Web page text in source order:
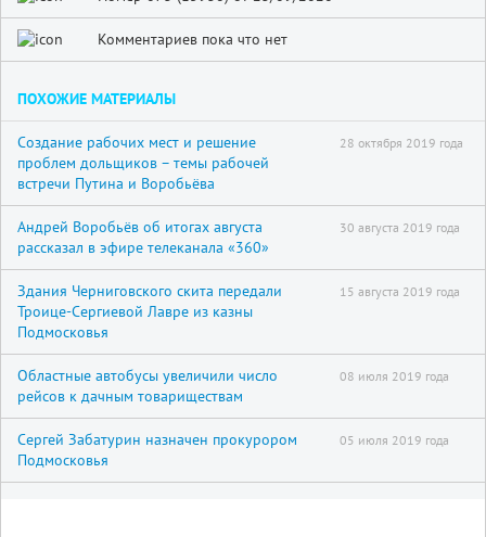
Комментариев пока что нет
ПОХОЖИЕ МАТЕРИАЛЫ
Создание рабочих мест и решение
проблем дольщиков – темы рабочей
встречи Путина и Воробьёва
28 октября 2019 года
Андрей Воробьёв об итогах августа
рассказал в эфире телеканала «360»
30 августа 2019 года
Здания Черниговского скита передали
Троице-Сергиевой Лавре из казны
Подмосковья
15 августа 2019 года
Областные автобусы увеличили число
рейсов к дачным товариществам
08 июля 2019 года
Сергей Забатурин назначен прокурором
Подмосковья
05 июля 2019 года